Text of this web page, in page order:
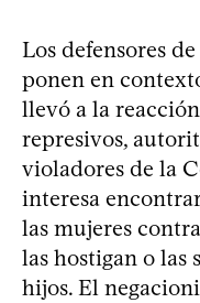
Los defensores
ponen en
llevó a la
represivos,
violadores de la
interesa
las mujeres
las hostigan o las
hijos. El